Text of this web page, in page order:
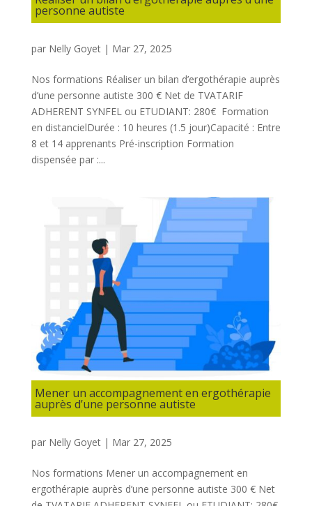
personne autiste
par Nelly Goyet| Mar 27, 2025
Nos formations Réaliser un bilan d’ergothérapie auprès
d’une personne autiste 300 € Net de TVATARIF
ADHERENT SYNFEL ou ETUDIANT: 280€ Formation
en distancielDurée : 10 heures (1.5 jour)Capacité : Entre
8 et 14 apprenants Pré-inscription Formation
dispensée par :...
Mener un accompagnement en ergothérapie
auprès d’une personne autiste
par Nelly Goyet| Mar 27, 2025
Nos formations Mener un accompagnement en
ergothérapie auprès d’une personne autiste 300 € Net